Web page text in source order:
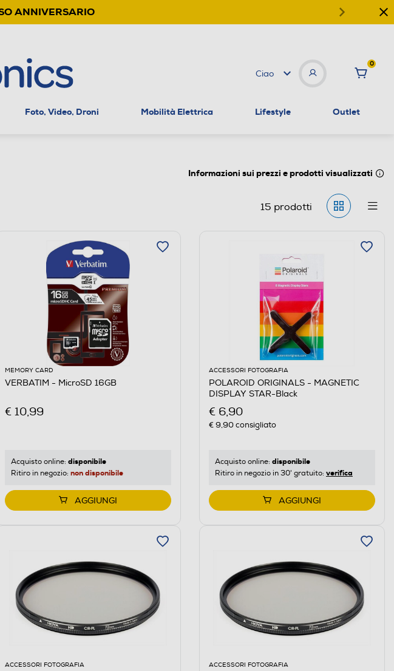
ANNIVERSARIO
Ciao
0
Foto, Video, Droni Mobilità Elettrica Lifestyle Outlet
Informazioni sui prezzi e prodotti visualizzati
15 prodotti
MEMORY CARD
VERBATIM - MicroSD 16GB
€ 10,99
Acquisto online: disponibile
Ritiro in negozio: non disponibile
AGGIUNGI
ACCESSORI FOTOGRAFIA
POLAROID ORIGINALS - MAGNETIC
DISPLAY STAR-Black
€ 6,90
€ 9,90consigliato
Acquisto online: disponibile
Ritiro in negozio in 30' gratuito: verifica
AGGIUNGI
ACCESSORI FOTOGRAFIA ACCESSORI FOTOGRAFIA